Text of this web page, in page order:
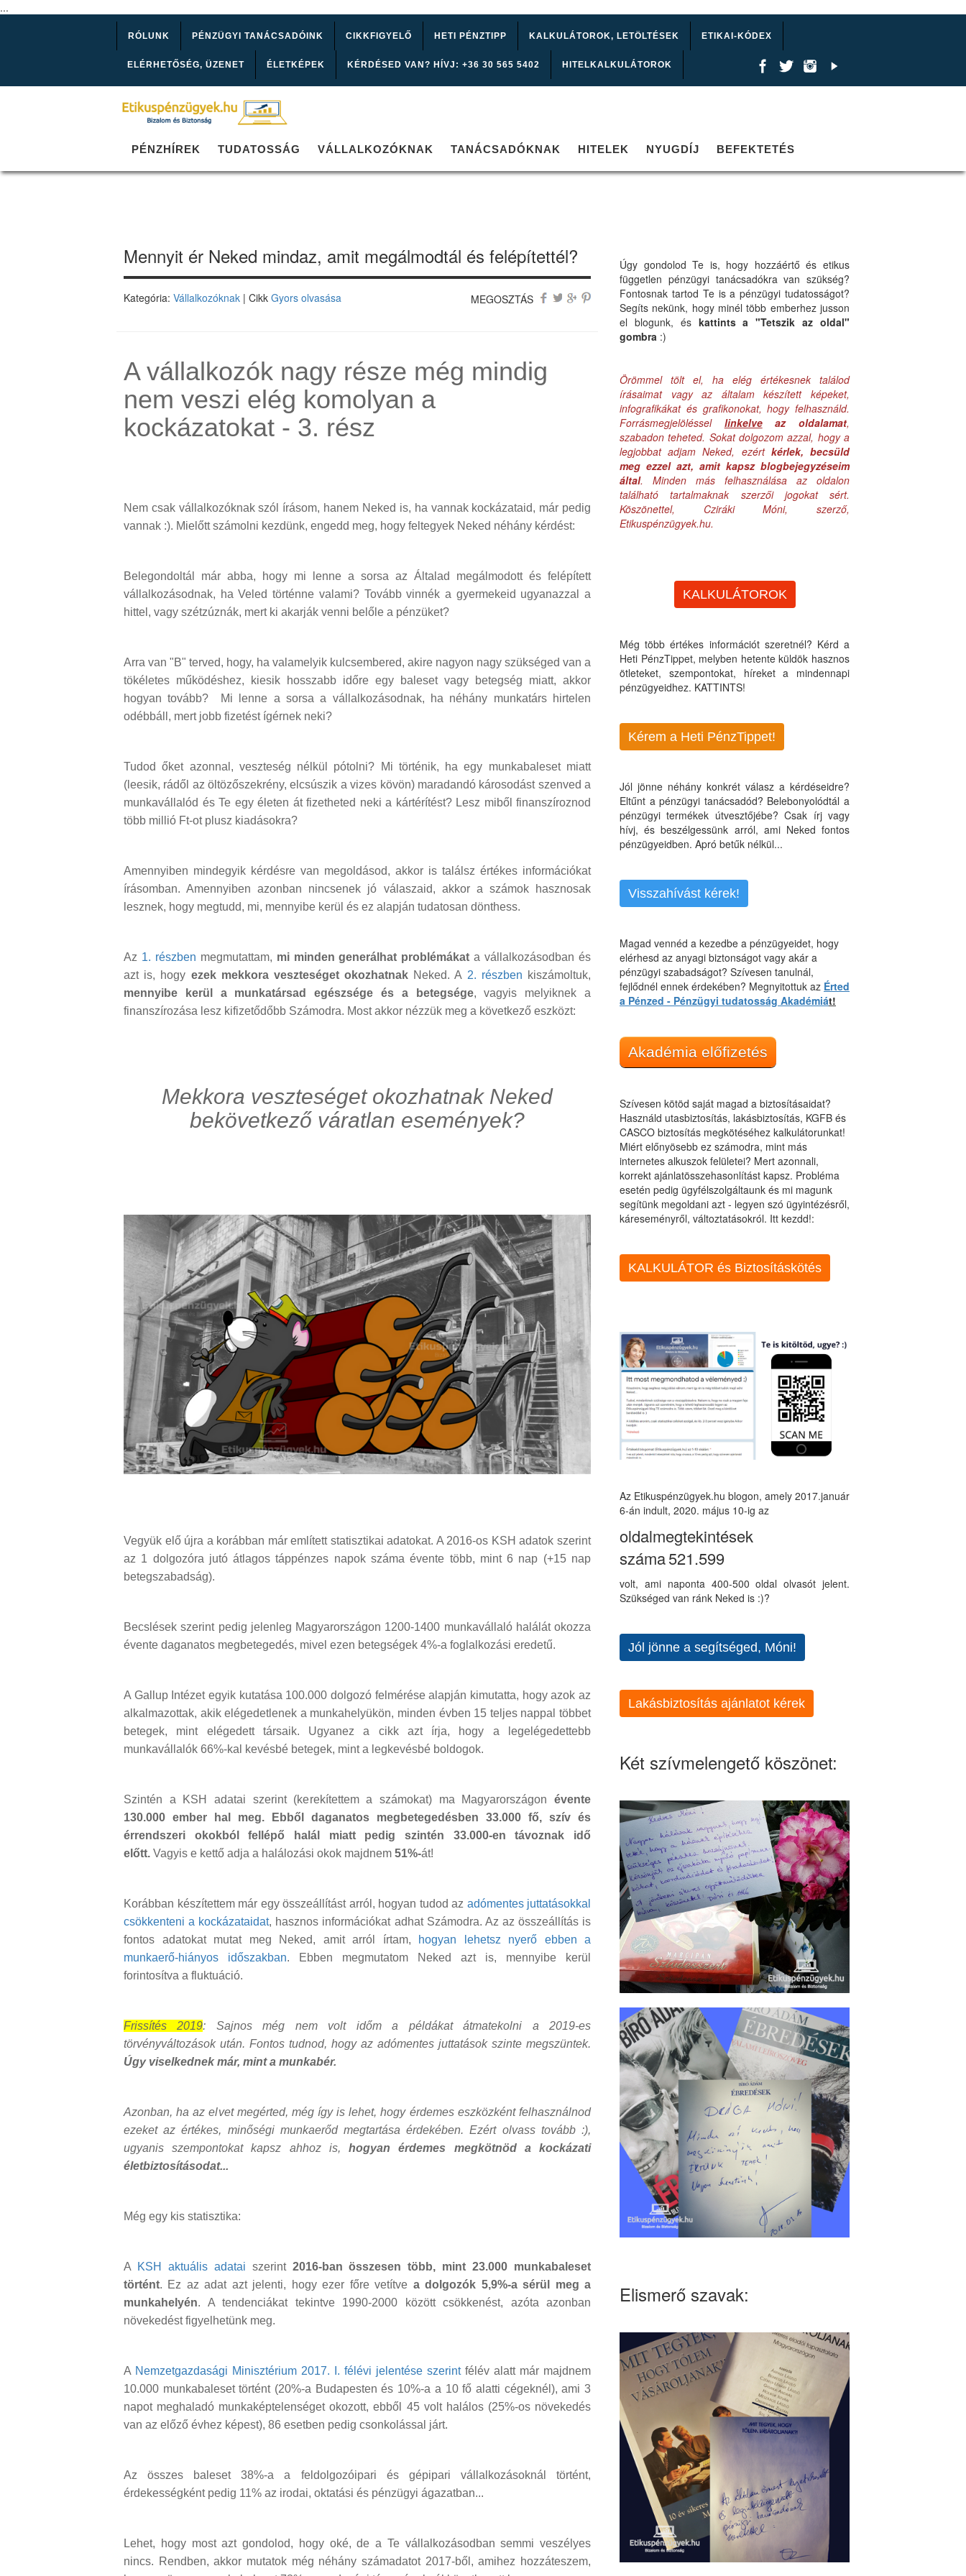
...
RÓLUNK PÉNZÜGYI TANÁCSADÓINK CIKKFIGYELŐ HETI PÉNZTIPP KALKULÁTOROK, LETÖLTÉSEK ETIKAI-KÓDEX
ELÉRHETŐSÉG, ÜZENET ÉLETKÉPEK KÉRDÉSED VAN? HÍVJ: +36 30 565 5402 HITELKALKULÁTOROK
PÉNZHÍREK TUDATOSSÁG VÁLLALKOZÓKNAK TANÁCSADÓKNAK HITELEK NYUGDÍJ BEFEKTETÉS
Mennyit ér Neked mindaz, amit megálmodtál és felépítettél?
Kategória: Vállalkozóknak | Cikk Gyors olvasása MEGOSZTÁS
A vállalkozók nagy része még mindig
nem veszi elég komolyan a
kockázatokat - 3. rész
Nem csak vállalkozóknak szól írásom, hanem Neked is, ha vannak kockázataid, már pedig
vannak :). Mielőtt számolni kezdünk, engedd meg, hogy feltegyek Neked néhány kérdést:
Belegondoltál már abba, hogy mi lenne a sorsa az Általad megálmodott és felépített
vállalkozásodnak, ha Veled történne valami? Tovább vinnék a gyermekeid ugyanazzal a
hittel, vagy szétzúznák, mert ki akarják venni belőle a pénzüket?
Arra van "B" terved, hogy, ha valamelyik kulcsembered, akire nagyon nagy szükséged van a
tökéletes működéshez, kiesik hosszabb időre egy baleset vagy betegség miatt, akkor
hogyan tovább? Mi lenne a sorsa a vállalkozásodnak, ha néhány munkatárs hirtelen
odébbáll, mert jobb fizetést ígérnek neki?
Tudod őket azonnal, veszteség nélkül pótolni? Mi történik, ha egy munkabaleset miatt
(leesik, rádől az öltözőszekrény, elcsúszik a vizes kövön) maradandó károsodást szenved a
munkavállalód és Te egy életen át fizetheted neki a kártérítést? Lesz miből finanszíroznod
több millió Ft-ot plusz kiadásokra?
Amennyiben mindegyik kérdésre van megoldásod, akkor is találsz értékes információkat
írásomban. Amennyiben azonban nincsenek jó válaszaid, akkor a számok hasznosak
lesznek, hogy megtudd, mi, mennyibe kerül és ez alapján tudatosan dönthess.
Az 1. részben megmutattam, mi minden generálhat problémákat a vállalkozásodban és
azt is, hogy ezek mekkora veszteséget okozhatnak Neked. A 2. részben kiszámoltuk,
mennyibe kerül a munkatársad egészsége és a betegsége, vagyis melyiknek a
finanszírozása lesz kifizetődőbb Számodra. Most akkor nézzük meg a következő eszközt:
Mekkora veszteséget okozhatnak Neked
bekövetkező váratlan események?
Vegyük elő újra a korábban már említett statisztikai adatokat. A 2016-os KSH adatok szerint
az 1 dolgozóra jutó átlagos táppénzes napok száma évente több, mint 6 nap (+15 nap
betegszabadság).
Becslések szerint pedig jelenleg Magyarországon 1200-1400 munkavállaló halálát okozza
évente daganatos megbetegedés, mivel ezen betegségek 4%-a foglalkozási eredetű.
A Gallup Intézet egyik kutatása 100.000 dolgozó felmérése alapján kimutatta, hogy azok az
alkalmazottak, akik elégedetlenek a munkahelyükön, minden évben 15 teljes nappal többet
betegek, mint elégedett társaik. Ugyanez a cikk azt írja, hogy a legelégedettebb
munkavállalók 66%-kal kevésbé betegek, mint a legkevésbé boldogok.
Szintén a KSH adatai szerint (kerekítettem a számokat) ma Magyarországon évente
130.000 ember hal meg. Ebből daganatos megbetegedésben 33.000 fő, szív és
érrendszeri okokból fellépő halál miatt pedig szintén 33.000-en távoznak idő
előtt. Vagyis e kettő adja a halálozási okok majdnem 51%-át!
Korábban készítettem már egy összeállítást arról, hogyan tudod az adómentes juttatásokkal
csökkenteni a kockázataidat, hasznos információkat adhat Számodra. Az az összeállítás is
fontos adatokat mutat meg Neked, amit arról írtam,
hogyan lehetsz nyerő ebben a
munkaerő-hiányos időszakban. Ebben megmutatom Neked azt is, mennyibe kerül
forintosítva a fluktuáció.
Frissítés 2019: Sajnos még nem volt időm a példákat átmatekolni a 2019-es
törvényváltozások után. Fontos tudnod, hogy az adómentes juttatások szinte megszüntek.
Úgy viselkednek már, mint a munkabér.
Azonban, ha az elvet megérted, még így is lehet, hogy érdemes eszközként felhasználnod
ezeket az értékes, minőségi munkaerőd megtartása érdekében. Ezért olvass tovább :),
ugyanis szempontokat kapsz ahhoz is,hogyan érdemes megkötnöd a kockázati
életbiztosításodat...
Még egy kis statisztika:
A KSH aktuális adatai szerint 2016-ban összesen több, mint 23.000 munkabaleset
történt. Ez az adat azt jelenti, hogy ezer főre vetítve a dolgozók 5,9%-a sérül meg a
munkahelyén. A tendenciákat tekintve 1990-2000 között csökkenést, azóta azonban
növekedést figyelhetünk meg.
A Nemzetgazdasági Minisztérium 2017. I. félévi jelentése szerintfélév alatt már majdnem
10.000 munkabaleset történt (20%-a Budapesten és 10%-a a 10 fő alatti cégeknél), ami 3
napot meghaladó munkaképtelenséget okozott, ebből 45 volt halálos (25%-os növekedés
van az előző évhez képest), 86 esetben pedig csonkolással járt.
Az összes baleset 38%-a a feldolgozóipari és gépipari vállalkozásoknál történt,
érdekességként pedig 11% az irodai, oktatási és pénzügyi ágazatban...
Lehet, hogy most azt gondolod, hogy oké, de a Te vállalkozásodban semmi veszélyes
nincs. Rendben, akkor mutatok még néhány számadatot 2017-ből, amihez hozzáteszem,
Úgy gondolod Te is, hogy hozzáértő és etikus
független pénzügyi tanácsadókra van szükség?
Fontosnak tartod Te is a pénzügyi tudatosságot?
Segíts nekünk, hogy minél több emberhez jusson
el blogunk, és kattints a "Tetszik az oldal"
gombra :)
Örömmel tölt el, ha elég értékesnek találod
írásaimat vagy az általam készített képeket,
infografikákat és grafikonokat, hogy felhasználd.
Forrásmegjelöléssel linkelveaz oldalamat,
szabadon teheted. Sokat dolgozom azzal, hogy a
legjobbat adjam Neked, ezért kérlek, becsüld
meg ezzel azt, amit kapsz blogbejegyzéseim
által. Minden más felhasználása az oldalon
található tartalmaknak szerzői jogokat sért.
Köszönettel, Cziráki Móni, szerző,
Etikuspénzügyek.hu.
KALKULÁTOROK
Még több értékes információt szeretnél? Kérd a
Heti PénzTippet, melyben hetente küldök hasznos
ötleteket, szempontokat, híreket a mindennapi
pénzügyeidhez. KATTINTS!
Kérem a Heti PénzTippet!
Jól jönne néhány konkrét válasz a kérdéseidre?
Eltűnt a pénzügyi tanácsadód? Belebonyolódtál a
pénzügyi termékek útvesztőjébe? Csak írj vagy
hívj, és beszélgessünk arról, ami Neked fontos
pénzügyeidben. Apró betűk nélkül...
Visszahívást kérek!
Magad vennéd a kezedbe a pénzügyeidet, hogy
elérhesd az anyagi biztonságot vagy akár a
pénzügyi szabadságot? Szívesen tanulnál,
fejlődnél ennek érdekében? Megnyitottuk az Érted
a Pénzed - Pénzügyi tudatosság Akadémiát!
Akadémia előfizetés
Szívesen kötöd saját magad a biztosításaidat?
Használd utasbiztosítás, lakásbiztosítás, KGFB és
CASCO biztosítás megkötéséhez kalkulátorunkat!
Miért előnyösebb ez számodra, mint más
internetes alkuszok felületei? Mert azonnali,
korrekt ajánlatösszehasonlítást kapsz. Probléma
esetén pedig ügyfélszolgáltaunk és mi magunk
segítünk megoldani azt - legyen szó ügyintézésről,
káreseményről, változtatásokról. Itt kezdd!:
KALKULÁTOR és Biztosításkötés
Az Etikuspénzügyek.hu blogon, amely 2017.január
6-án indult, 2020. május 10-ig az
oldalmegtekintések
száma521.599
volt, ami naponta 400-500 oldal olvasót jelent.
Szükséged van ránk Neked is :)?
Jól jönne a segítséged, Móni!
Lakásbiztosítás ajánlatot kérek
Két szívmelengető köszönet:
Elismerő szavak: